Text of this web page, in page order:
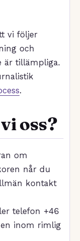
vi följer
och
är tillämpliga.
.
oss?
om
når du
kontakt
telefon +46
inom rimlig